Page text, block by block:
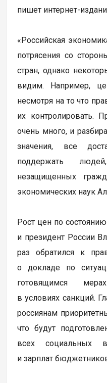
пишет интернет-
«Российская
потрясения со
стран, однако
видим. Например,
несмотря на то что
их контролировать.
очень много, и
значения, все
поддержать
незащищенных
экономических наук
Рост цен по
и президент России
раз обратился к
о докладе по
готовящимся
в условиях санкций.
россиянам
что будут
всех социальных
и зарплат